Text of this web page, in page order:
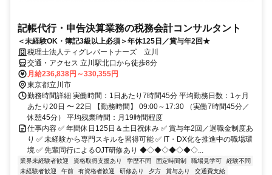
記帳代行・申告決算業務の税務会計コンサルタント
＜未経験OK・簿記3級以上必須＞年休125日／賞与年2回★
税理士法人ティグレパートナーズ 立川
交通・アクセス 立川駅北口から徒歩8分
月給236,838円～330,355円
東京都立川市
勤務時間詳細 実働時間：1日あたり7時間45分 平均勤務日数：1ヶ月
あたり20日 〜 22日 【勤務時間】 09:00～17:30 （実働7時間45分／
休憩45分） 平均残業時間：月19時間程度
仕事内容 ✅ 年間休日125日＆土日祝休み ✅ 賞与年2回／退職金制度あ
り ✅ 未経験から専門スキルを習得可能 ✅ IT・DX化を推進中の職場環
境 ✅ 先輩同行によるOJT研修あり ◆◇◆◇◆◇◆◇...
業界未経験者歓迎 資格取得支援あり 学歴不問 固定時間制 職場見学可
経験不問
未経験者歓迎
午前 有資格者歓迎 研修あり 夕方 賞与あり
交通費支給